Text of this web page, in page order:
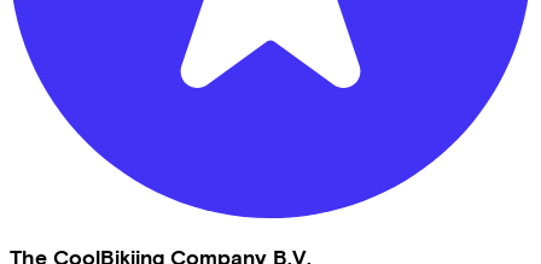
The CoolBikiing Company B.V.